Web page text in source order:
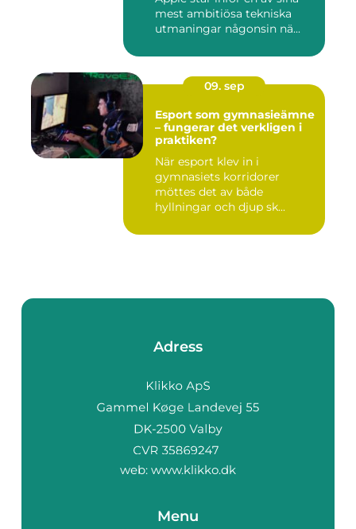
mest ambitiösa tekniska
utmaningar någonsin nä...
09. sep
Esport som gymnasieämne
– fungerar det verkligen i
praktiken?
När esport klev in i
gymnasiets korridorer
möttes det av både
hyllningar och djup sk...
Adress
web: www.klikko.dk
Menu